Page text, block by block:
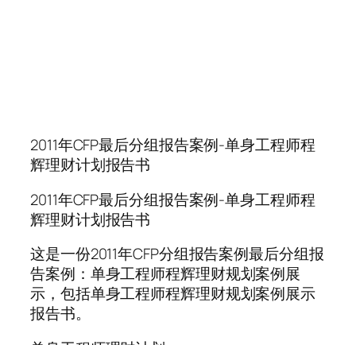
2011年CFP最后分组报告案例-单身工程师程
辉理财计划报告书
2011年CFP最后分组报告案例-单身工程师程
辉理财计划报告书
这是一份2011年CFP分组报告案例最后分组报
告案例：单身工程师程辉理财规划案例展
示，包括单身工程师程辉理财规划案例展示
报告书。